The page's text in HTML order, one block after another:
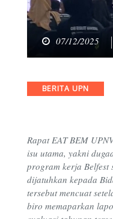
07/12/2025
Categories
BERITA UPN
Rapat EAT BEM
isu utama, yakni
program kerja Belfest
dijatuhkan kepada
tersebut mencuat
biro memaparkan